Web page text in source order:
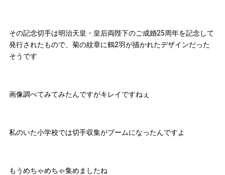
その記念切手は明治天皇・皇后両陛下のご成婚25周年を記念して
発行されたもので、菊の紋章に鶴2羽が描かれたデザインだった
そうです
画像調べてみてみたんですがキレイですねぇ
私のいた小学校では切手収集がブームになったんですよ
もうめちゃめちゃ集めましたね